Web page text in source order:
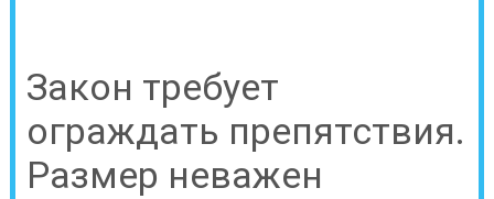
Закон требует
ограждать препятствия.
Размер неважен